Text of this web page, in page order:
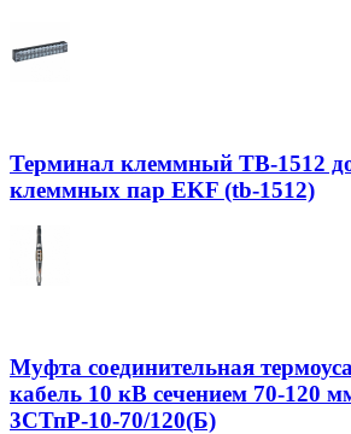
Терминал клеммный TB-1512
клеммных пар EKF (tb-1512)
Муфта соединительная
кабель 10 кВ сечением 70-120
3СТпР-10-70/120(Б)